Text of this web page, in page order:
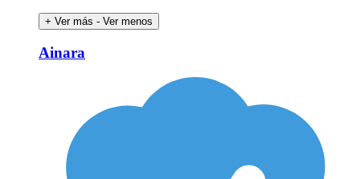
+ Ver más - Ver menos
Ainara